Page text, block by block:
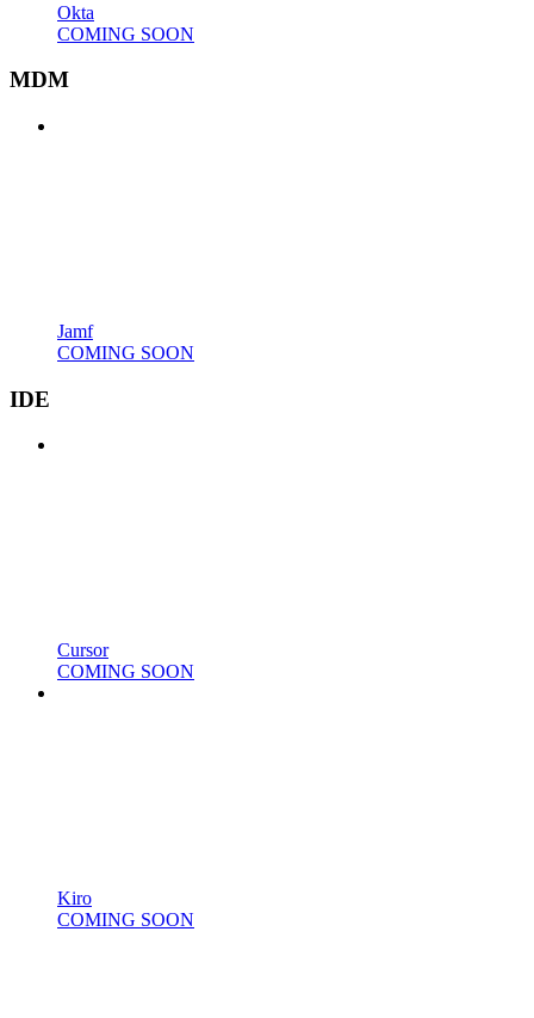
Okta
COMING SOON
MDM
Jamf
COMING SOON
IDE
Cursor
COMING SOON
Kiro
COMING SOON